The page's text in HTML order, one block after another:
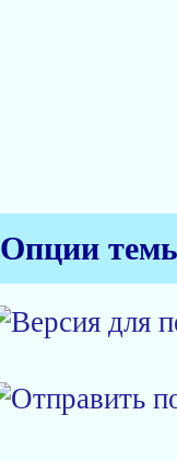
Опции